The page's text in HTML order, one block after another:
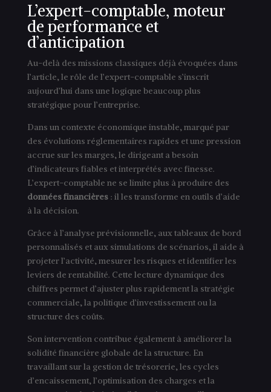
L’expert-comptable, moteur
de performance et
d’anticipation
Au-delà des missions classiques déjà évoquées dans
l’article, le rôle de l’expert-comptable s’inscrit
aujourd’hui dans une logique beaucoup plus
stratégique pour l’entreprise.
Dans un contexte économique instable, marqué par
des évolutions réglementaires rapides et une pression
accrue sur les marges, le dirigeant a besoin
d’indicateurs fiables et interprétés avec finesse.
L’expert-comptable ne se limite plus à produire des
données financières: il les transforme en outils d’aide
à la décision.
Grâce à l’analyse prévisionnelle, aux tableaux de bord
personnalisés et aux simulations de scénarios, il aide à
projeter l’activité, mesurer les risques et identifier les
leviers de rentabilité. Cette lecture dynamique des
chiffres permet d’ajuster plus rapidement la stratégie
commerciale, la politique d’investissement ou la
structure des coûts.
Son intervention contribue également à améliorer la
solidité financière globale de la structure. En
travaillant sur la gestion de trésorerie, les cycles
d’encaissement, l’optimisation des charges et la